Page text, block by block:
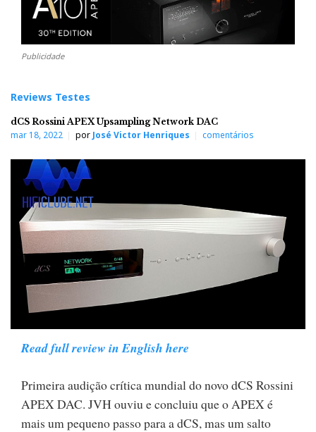
Publicidade
Reviews Testes
dCS Rossini APEX Upsampling Network DAC
mar 18, 2022 por José Victor Henriques comentários
Read full review in English here
Primeira audição crítica mundial do novo dCS Rossini
APEX DAC. JVH ouviu e concluiu que o APEX é
mais um pequeno passo para a dCS, mas um salto